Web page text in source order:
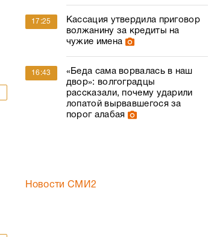
17:25
Кассация утвердила приговор
волжанину за кредиты на
чужие имена
16:43
«Беда сама ворвалась в наш
двор»: волгоградцы
рассказали, почему ударили
лопатой вырвавшегося за
порог алабая
Новости СМИ2